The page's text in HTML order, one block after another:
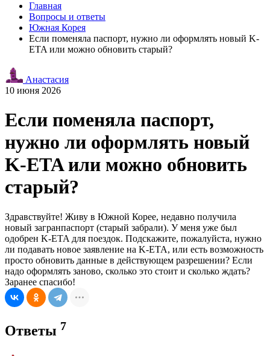
Главная
Вопросы и ответы
Южная Корея
Если поменяла паспорт, нужно ли оформлять новый K-
ETA или можно обновить старый?
Анастасия
10 июня 2026
Если поменяла паспорт,
нужно ли оформлять новый
K-ETA или можно обновить
старый?
Здравствуйте! Живу в Южной Корее, недавно получила
новый загранпаспорт (старый забрали). У меня уже был
одобрен K-ETA для поездок. Подскажите, пожалуйста, нужно
ли подавать новое заявление на K-ETA, или есть возможность
просто обновить данные в действующем разрешении? Если
надо оформлять заново, сколько это стоит и сколько ждать?
Заранее спасибо!
Ответы 7